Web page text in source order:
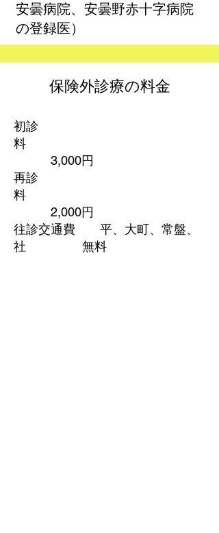
安曇病院、安曇野赤十字病院
の登録医）
保険外診療の料金
初診
料
3,000円
再診
料
2,000円
往診交通費 平、大町、常盤、
社 無料